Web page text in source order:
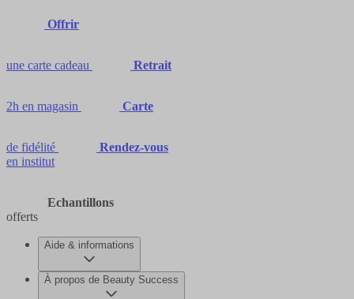
Offrir
une carte cadeau Retrait
2h en magasin Carte
de fidélité
Rendez-vous
en institut
Echantillons
offerts
Aide & informations
À propos de Beauty Success